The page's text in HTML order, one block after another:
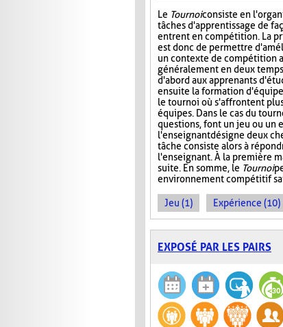
Le Tournoiconsiste en
tâches d'apprentissage de
entrent en compétition. La
est donc de permettre
un contexte de compétition
généralement en deux
d'abord aux apprenants
ensuite la formation
le tournoi où s'affrontent
équipes. Dans le cas du
questions, font un jeu ou un
l'enseignant désigne deux
tâche consiste alors à
l'enseignant. À la première
suite. En somme, le Tournoi
environnement compétitif
Jeu (1) Expérience (10)
EXPOSÉ PAR LES PAIRS